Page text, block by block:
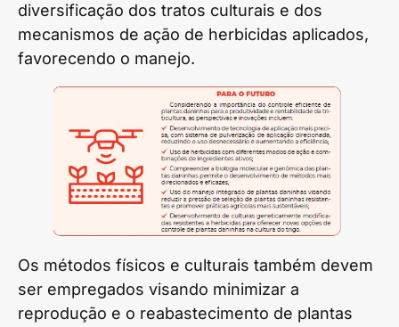
diversificação dos tratos culturais e dos
mecanismos de ação de herbicidas aplicados,
favorecendo o manejo.
Os métodos físicos e culturais também devem
ser empregados visando minimizar a
reprodução e o reabastecimento de plantas